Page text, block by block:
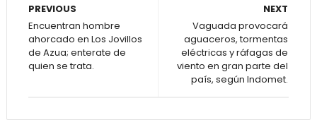
NEXT
Vaguada provocará
aguaceros, tormentas
eléctricas y ráfagas de
viento en gran parte del
país, según Indomet.
PREVIOUS
Encuentran hombre
ahorcado en Los Jovillos
de Azua; enterate de
quien se trata.